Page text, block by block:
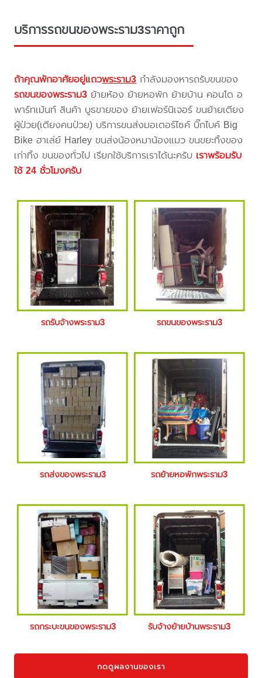
บริการรถขนของพระราม3ราคาถูก
ถ้าคุณพักอาศัยอยู่แถวพระราม3 กำลังมองหารถรับขนของ
รถขนของพระราม3 ย้ายห้อง ย้ายหอพัก ย้ายบ้าน คอนโด อ
พาร์ทเม้นท์ สินค้า บูธขายของ ย้ายเฟอร์นิเจอร์ ขนย้ายเตียง
ผู้ป่วย(เตียงคนป่วย) บริการขนส่งมอเตอร์ไซค์ บิ๊กไบค์ Big
Bike ฮาเล่ย์ Harley ขนส่งน้องหมาน้องแมว ขนขยะทิ้งของ
เก่าทิ้ง ขนของทั่วไป เรียกใช้บริการเราได้นะครับ เราพร้อมรับ
ใช้ 24 ชั่วโมงครับ
รถรับจ้างพระราม3 รถขนของพระราม3
รถส่งของพระราม3 รถย้ายหอพักพระราม3
รถกระบะขนของพระราม3 รับจ้างย้ายบ้านพระราม3
กดดูผลงานของเรา